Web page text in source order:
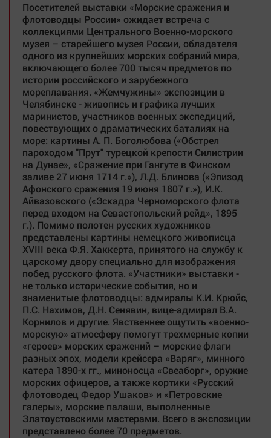
Посетителей выставки «Морские сражения и
флотоводцы России» ожидает встреча с
коллекциями Центрального Военно-морского
музея – старейшего музея России, обладателя
одного из крупнейших морских собраний мира,
включающего более 700 тысяч предметов по
истории российского и зарубежного
мореплавания. «Жемчужины» экспозиции в
Челябинске - живопись и графика лучших
маринистов, участников военных экспедиций,
повествующих о драматических баталиях на
море: картины А. П. Боголюбова («Обстрел
пароходом "Прут" турецкой крепости Силистрии
на Дунае», «Сражение при Гангуте в Финском
заливе 27 июня 1714 г.»), Л.Д. Блинова («Эпизод
Афонского сражения 19 июня 1807 г.»), И.К.
Айвазовского («Эскадра Черноморского флота
перед входом на Севастопольский рейд», 1895
г.). Помимо полотен русских художников
представлены картины немецкого живописца
XVIII века Ф.Я. Хаккерта, принятого на службу к
царскому двору специально для изображения
побед русского флота. «Участники» выставки -
не только исторические события, но и
знаменитые флотоводцы: адмиралы К.И. Крюйс,
П.С. Нахимов, Д.Н. Сенявин, вице-адмирал В.А.
Корнилов и другие. Явственнее ощутить «военно-
морскую» атмосферу помогут трехмерные копии
«героев» морских сражений – морские флаги
разных эпох, модели крейсера «Варяг», минного
катера 1890-х гг., миноносца «Свеаборг», оружие
морских офицеров, а также кортики «Русский
флотоводец Федор Ушаков» и «Петровские
галеры», морские палаши, выполненные
Златоустовскими мастерами. Всего в экспозиции
представлено более 70 предметов.